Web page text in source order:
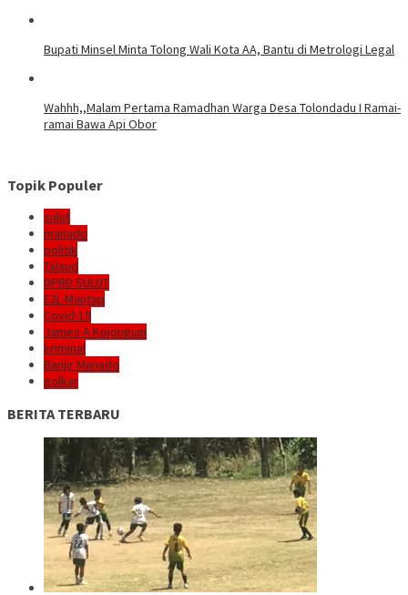
Bupati Minsel Minta Tolong Wali Kota AA, Bantu di Metrologi Legal
Wahhh,,Malam Pertama Ramadhan Warga Desa Tolondadu I Ramai-
ramai Bawa Api Obor
Topik Populer
sulut
manado
politik
Talaud
DPRD SULUT
E2L-Mantap
Covid-19
James A Kojongian
kriminal
Banjir Manado
golkar
BERITA TERBARU